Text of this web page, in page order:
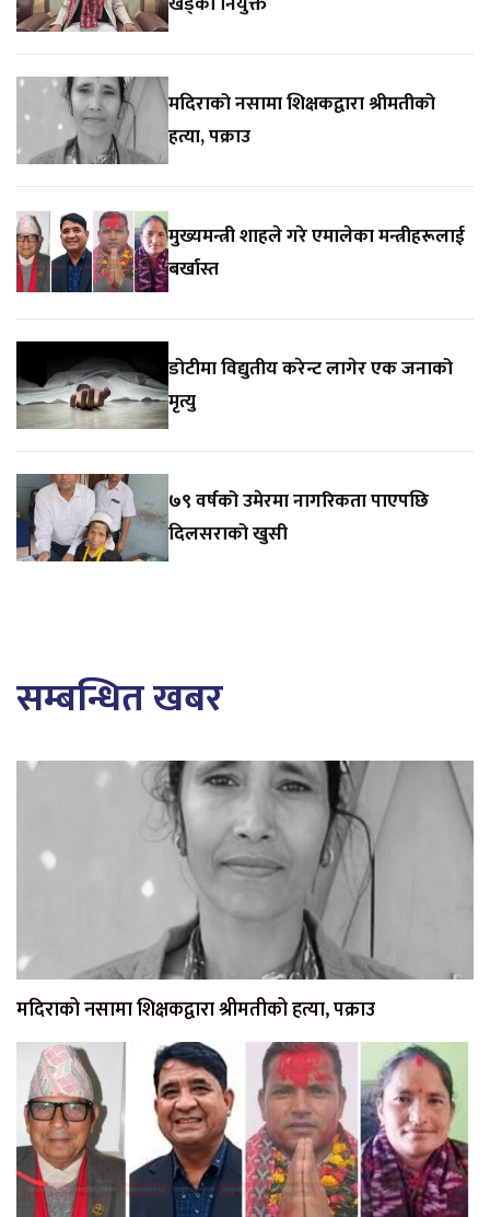
मदिराको नसामा शिक्षकद्वारा श्रीमतीको
हत्या, पक्राउ
मुख्यमन्त्री शाहले गरे एमालेका मन्त्रीहरूलाई
बर्खास्त
डोटीमा विद्युतीय करेन्ट लागेर एक जनाको
मृत्यु
७९ वर्षको उमेरमा नागरिकता पाएपछि
दिलसराको खुसी
सम्बन्धित खबर
मदिराको नसामा शिक्षकद्वारा श्रीमतीको हत्या, पक्राउ